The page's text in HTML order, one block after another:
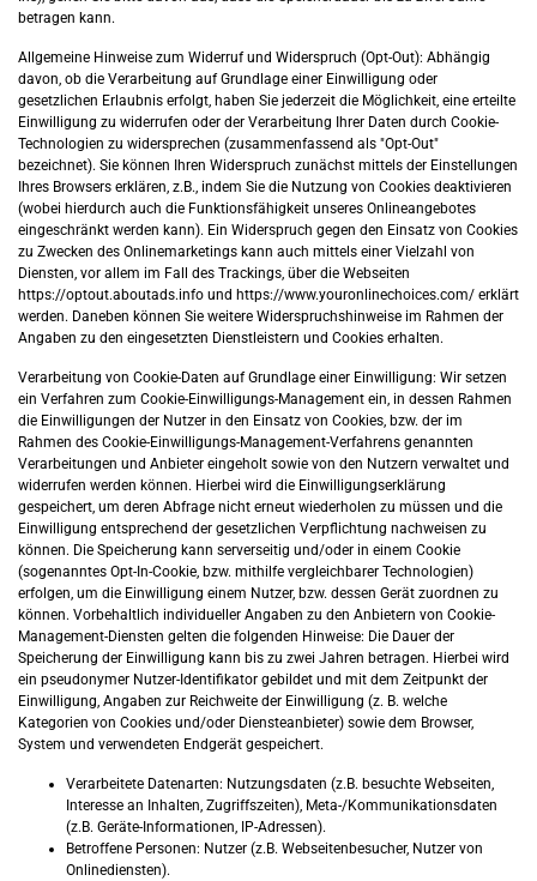
betragen kann.
Allgemeine Hinweise zum Widerruf und Widerspruch (Opt-Out): Abhängig
davon, ob die Verarbeitung auf Grundlage einer Einwilligung oder
gesetzlichen Erlaubnis erfolgt, haben Sie jederzeit die Möglichkeit, eine erteilte
Einwilligung zu widerrufen oder der Verarbeitung Ihrer Daten durch Cookie-
Technologien zu widersprechen (zusammenfassend als "Opt-Out"
bezeichnet). Sie können Ihren Widerspruch zunächst mittels der Einstellungen
Ihres Browsers erklären, z.B., indem Sie die Nutzung von Cookies deaktivieren
(wobei hierdurch auch die Funktionsfähigkeit unseres Onlineangebotes
eingeschränkt werden kann). Ein Widerspruch gegen den Einsatz von Cookies
zu Zwecken des Onlinemarketings kann auch mittels einer Vielzahl von
Diensten, vor allem im Fall des Trackings, über die Webseiten
https://optout.aboutads.info und https://www.youronlinechoices.com/ erklärt
werden. Daneben können Sie weitere Widerspruchshinweise im Rahmen der
Angaben zu den eingesetzten Dienstleistern und Cookies erhalten.
Verarbeitung von Cookie-Daten auf Grundlage einer Einwilligung: Wir setzen
ein Verfahren zum Cookie-Einwilligungs-Management ein, in dessen Rahmen
die Einwilligungen der Nutzer in den Einsatz von Cookies, bzw. der im
Rahmen des Cookie-Einwilligungs-Management-Verfahrens genannten
Verarbeitungen und Anbieter eingeholt sowie von den Nutzern verwaltet und
widerrufen werden können. Hierbei wird die Einwilligungserklärung
gespeichert, um deren Abfrage nicht erneut wiederholen zu müssen und die
Einwilligung entsprechend der gesetzlichen Verpflichtung nachweisen zu
können. Die Speicherung kann serverseitig und/oder in einem Cookie
(sogenanntes Opt-In-Cookie, bzw. mithilfe vergleichbarer Technologien)
erfolgen, um die Einwilligung einem Nutzer, bzw. dessen Gerät zuordnen zu
können. Vorbehaltlich individueller Angaben zu den Anbietern von Cookie-
Management-Diensten gelten die folgenden Hinweise: Die Dauer der
Speicherung der Einwilligung kann bis zu zwei Jahren betragen. Hierbei wird
ein pseudonymer Nutzer-Identifikator gebildet und mit dem Zeitpunkt der
Einwilligung, Angaben zur Reichweite der Einwilligung (z. B. welche
Kategorien von Cookies und/oder Diensteanbieter) sowie dem Browser,
System und verwendeten Endgerät gespeichert.
Verarbeitete Datenarten: Nutzungsdaten (z.B. besuchte Webseiten,
Interesse an Inhalten, Zugriffszeiten), Meta-/Kommunikationsdaten
(z.B. Geräte-Informationen, IP-Adressen).
Betroffene Personen: Nutzer (z.B. Webseitenbesucher, Nutzer von
Onlinediensten).